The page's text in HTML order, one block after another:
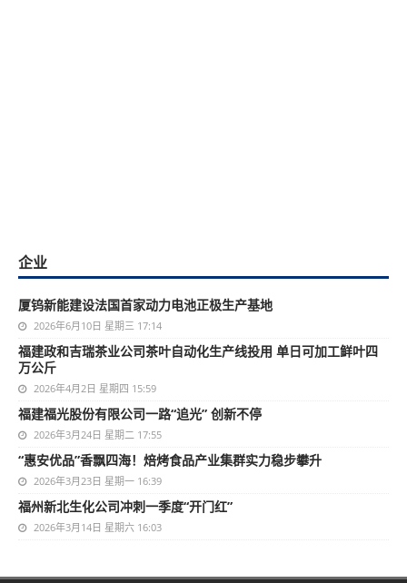
企业
厦钨新能建设法国首家动力电池正极生产基地
2026年6月10日 星期三 17:14
福建政和吉瑞茶业公司茶叶自动化生产线投用 单日可加工鲜叶四
万公斤
2026年4月2日 星期四 15:59
福建福光股份有限公司一路“追光” 创新不停
2026年3月24日 星期二 17:55
“惠安优品”香飘四海！焙烤食品产业集群实力稳步攀升
2026年3月23日 星期一 16:39
福州新北生化公司冲刺一季度“开门红”
2026年3月14日 星期六 16:03